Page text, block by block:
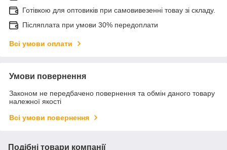
Готівкою для оптовиків при самовивезенні товау зі складу.
Післяплата при умови 30% передоплати
Всі умови оплати
Умови повернення
Законом не передбачено повернення та обмін даного товару
належної якості
Всі умови повернення
Подібні товари компанії